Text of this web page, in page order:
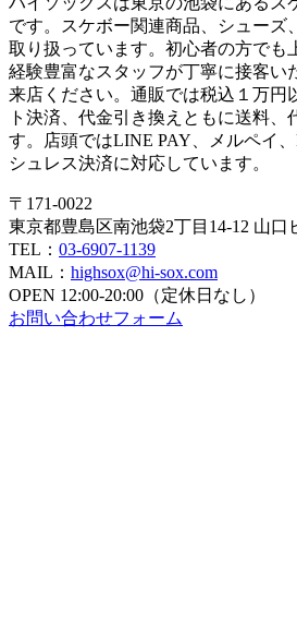
ゲ
ー
シ
ョ
ン
です。スケボー関連商品、シューズ
取り扱っています。初心者の方でも
経験豊富なスタッフが丁寧に接客い
来店ください。通販では税込１万円
ト決済、代金引き換えともに送料、
す。店頭ではLINE PAY、メルペイ、
シュレス決済に対応しています。
〒171-0022
東京都豊島区南池袋2丁目14-12 山口
TEL： 03-6907-1139
MAIL： highsox@hi-sox.com
OPEN 12:00-20:00（定休日なし）
お問い合わせフォーム